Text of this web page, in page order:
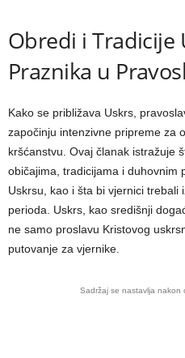
Obredi i Tradicije
Praznika u
Kako se približava Uskrs,
započinju intenzivne pripreme za
kršćanstvu. Ovaj članak istražuje
običajima, tradicijama i duhovnim
Uskrsu, kao i šta bi vjernici trebali
perioda. Uskrs, kao središnji
ne samo proslavu Kristovog
putovanje za vjernike.
Sadržaj se nastavlja nakon